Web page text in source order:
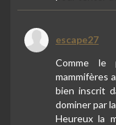
escape27
Comme le
mammifères
bien inscrit
dominer par
Heureux la